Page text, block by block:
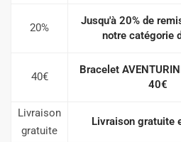
20%
Jusqu'à 20% de
notre catégorie
40€
Bracelet
40€
Livraison
gratuite
Livraison gratuite